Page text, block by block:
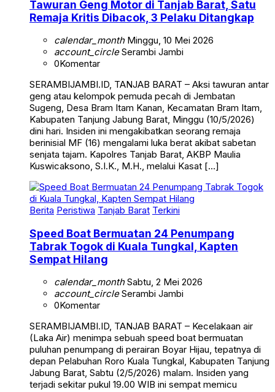
Remaja Kritis Dibacok, 3 Pelaku Ditangkap
account_circleSerambi Jambi
0Komentar
geng atau kelompok pemuda pecah di Jembatan
Sugeng, Desa Bram Itam Kanan, Kecamatan Bram Itam,
Kabupaten Tanjung Jabung Barat, Minggu (10/5/2026)
dini hari. Insiden ini mengakibatkan seorang remaja
berinisial MF (16) mengalami luka berat akibat sabetan
senjata tajam. Kapolres Tanjab Barat, AKBP Maulia
Kuswicaksono, S.I.K., M.H., melalui Kasat […]
Berita Peristiwa Tanjab Barat Terkini
Tabrak Togok di Kuala Tungkal, Kapten
Sempat Hilang
account_circleSerambi Jambi
0Komentar
(Laka Air) menimpa sebuah speed boat bermuatan
puluhan penumpang di perairan Boyar Hijau, tepatnya di
depan Pelabuhan Roro Kuala Tungkal, Kabupaten Tanjung
Jabung Barat, Sabtu (2/5/2026) malam. Insiden yang
terjadi sekitar pukul 19.00 WIB ini sempat memicu
kepanikan setelah kapten kapal dilaporkan hilang sesaat